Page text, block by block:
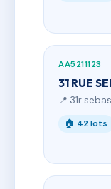
AA5211123
31 RUE
📍 31r
🏠 42 lots